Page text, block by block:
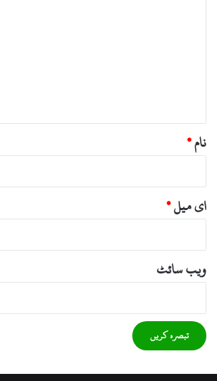
نام*
ای میل*
ویب‌ سائٹ